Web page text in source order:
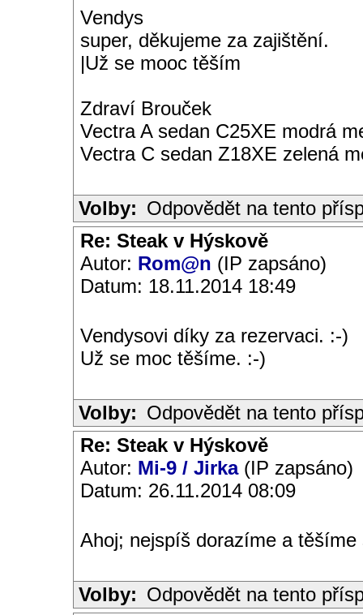
Vendys
super, děkujeme za zajištění.
|Už se mooc těším
Zdraví Brouček
Vectra A sedan C25XE modrá
Vectra C sedan Z18XE zelená
Volby: Odpovědět na tento
Re: Steak v Hýskově
Autor: Rom@n (IP zapsáno)
Datum: 18.11.2014 18:49
Vendysovi díky za rezervaci. :-)
Už se moc těšíme. :-)
Volby: Odpovědět na tento
Re: Steak v Hýskově
Autor: Mi-9 / Jirka(IP zapsáno)
Datum: 26.11.2014 08:09
Ahoj; nejspíš dorazíme a
Volby: Odpovědět na tento